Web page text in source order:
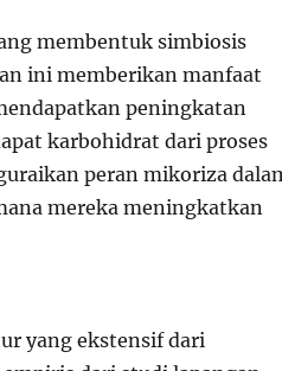
membentuk simbiosis
ini memberikan manfaat
peningkatan
karbohidrat dari proses
peran mikoriza
mereka meningkatkan
yang ekstensif dari